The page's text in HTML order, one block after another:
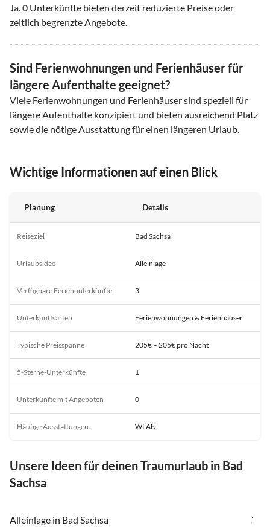
Ja. 0 Unterkünfte bieten derzeit reduzierte Preise oder
zeitlich begrenzte Angebote.
Sind Ferienwohnungen und Ferienhäuser für
längere Aufenthalte geeignet?
Viele Ferienwohnungen und Ferienhäuser sind speziell für
längere Aufenthalte konzipiert und bieten ausreichend Platz
sowie die nötige Ausstattung für einen längeren Urlaub.
Wichtige Informationen auf einen Blick
Planung Details
Reiseziel Bad Sachsa
Urlaubsidee Alleinlage
Verfügbare Ferienunterkünfte 3
Unterkunftsarten Ferienwohnungen & Ferienhäuser
Typische Preisspanne 205€ – 205€ pro Nacht
5-Sterne-Unterkünfte 1
Unterkünfte mit Angeboten 0
Häufige Ausstattungen WLAN
Unsere Ideen für deinen Traumurlaub in Bad
Sachsa
Alleinlage in Bad Sachsa